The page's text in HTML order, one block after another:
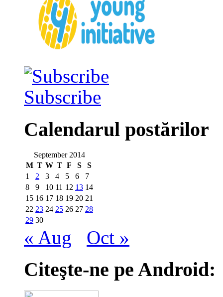
Subscribe
Calendarul postărilor
September 2014
M T W T F S
S
1
2 3 4 5 6
7
8
9 10 11 12 13 14
15 16 17 18 19 20 21
22 23 24 25 26 27 28
29 30
« Aug Oct »
Citeşte-ne pe Android: